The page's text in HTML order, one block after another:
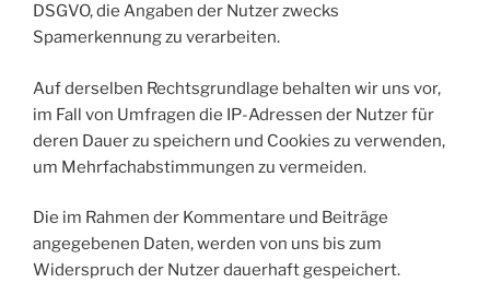
DSGVO, die Angaben der Nutzer zwecks
Spamerkennung zu verarbeiten.
Auf derselben Rechtsgrundlage behalten wir uns vor,
im Fall von Umfragen die IP-Adressen der Nutzer für
deren Dauer zu speichern und Cookies zu verwenden,
um Mehrfachabstimmungen zu vermeiden.
Die im Rahmen der Kommentare und Beiträge
angegebenen Daten, werden von uns bis zum
Widerspruch der Nutzer dauerhaft gespeichert.